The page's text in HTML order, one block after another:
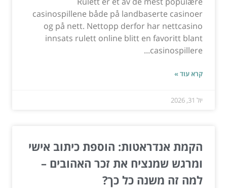
casinospillene både på landbaserte casinoer
og på nett. Nettopp derfor har nettcasino
innsats rulett online blitt en favoritt blant
casinospillere...
קרא עוד »
יול 31, 2026
הקמת אנדראטות: הוספת כיתוב אישי
ומרגש שמנציח את זכר האהובים –
למה זה משנה כל כך?